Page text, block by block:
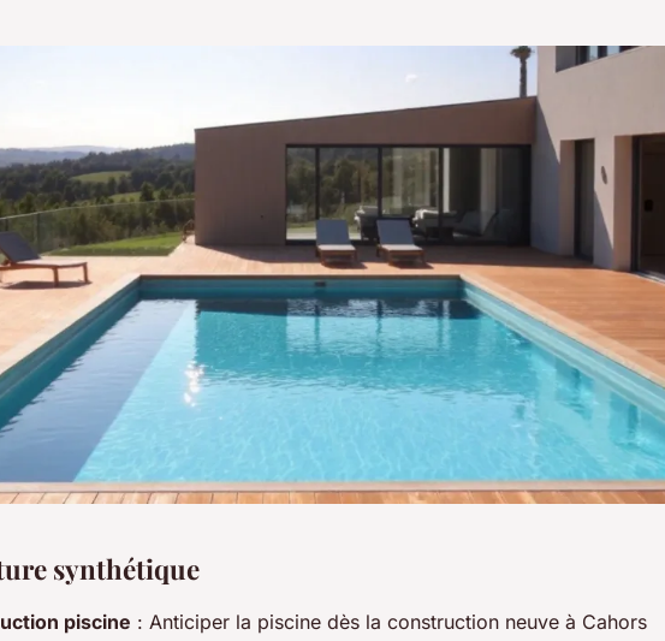
synthétique
piscine : Anticiper la piscine dès la construction neuve à Cahors